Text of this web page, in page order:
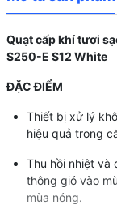
Quạt cấp khí tươi
S250-E S12 White
ĐẶC ĐIỂM
Thiết bị xử lý
hiệu quả trong
Thu hồi nhiệt và
thông gió vào
mùa nóng.